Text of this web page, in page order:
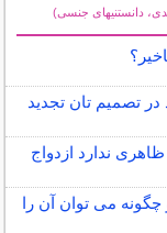
دانستنیهای جنسی)
را دارد در تصمیم تان تجدید
ندارد ازدواج
می توان آن را